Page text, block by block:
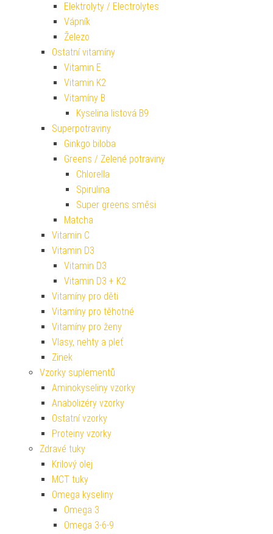
Elektrolyty / Electrolytes
Vápník
Železo
Ostatní vitamíny
Vitamin E
Vitamin K2
Vitamíny B
Kyselina listová B9
Superpotraviny
Ginkgo biloba
Greens / Zelené potraviny
Chlorella
Spirulina
Super greens směsi
Matcha
Vitamin C
Vitamin D3
Vitamin D3
Vitamin D3 + K2
Vitamíny pro děti
Vitamíny pro těhotné
Vitamíny pro ženy
Vlasy, nehty a pleť
Zinek
Vzorky suplementů
Aminokyseliny vzorky
Anabolizéry vzorky
Ostatní vzorky
Proteiny vzorky
Zdravé tuky
Krilový olej
MCT tuky
Omega kyseliny
Omega 3
Omega 3-6-9